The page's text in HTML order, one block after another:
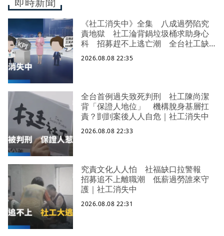
《社工消失中》全集 八成過勞陷究
責地獄 社工淪背鍋垃圾桶求助身心
科 招募趕不上逃亡潮 全台社工缺
口警報 揭薪資回捐黑幕 血汗錢遭
剝削
2026.08.08 22:35
全台首例過失致死判刑 社工陳尚潔
背「保證人地位」 機構脫身基層扛
責？剴剴案後人人自危｜社工消失中
2026.08.08 22:33
究責文化人人怕 社福缺口拉警報
招募追不上離職潮 低薪過勞誰來守
護｜社工消失中
2026.08.08 22:31